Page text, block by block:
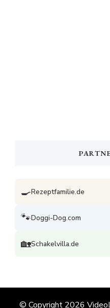
🍳Rezeptfamilie.de
🐾Doggi-Dog.com
🏡Schakelvilla.de
© Copyright 2026